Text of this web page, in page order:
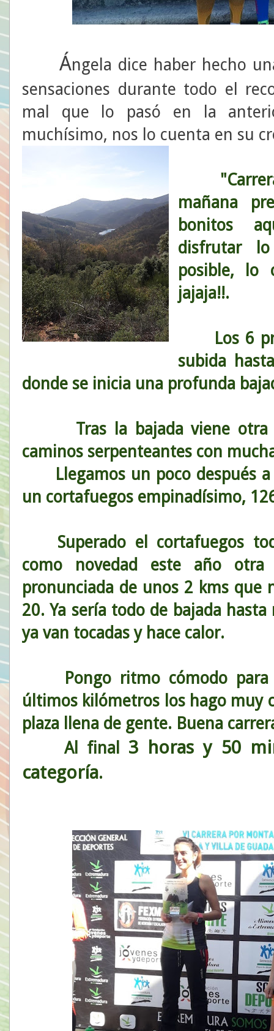
Ángela dice haber hecho
sensaciones durante todo el
mal que lo pasó en la
muchísimo, nos lo cuenta en su
mañana
bonitos
disfrutar
posible, lo
jajaja!!.
Los 6
subida
donde se inicia una profunda
Tras la bajada viene otra
caminos serpenteantes con
Llegamos un poco después a
un cortafuegos empinadísimo,
Superado el cortafuegos
como novedad este año otra
pronunciada de unos 2 kms que
20. Ya sería todo de bajada
ya van tocadas y hace calor.
Pongo ritmo cómodo para
últimos kilómetros los hago muy
plaza llena de gente. Buena
Al final 3 horas y 50
categoría.